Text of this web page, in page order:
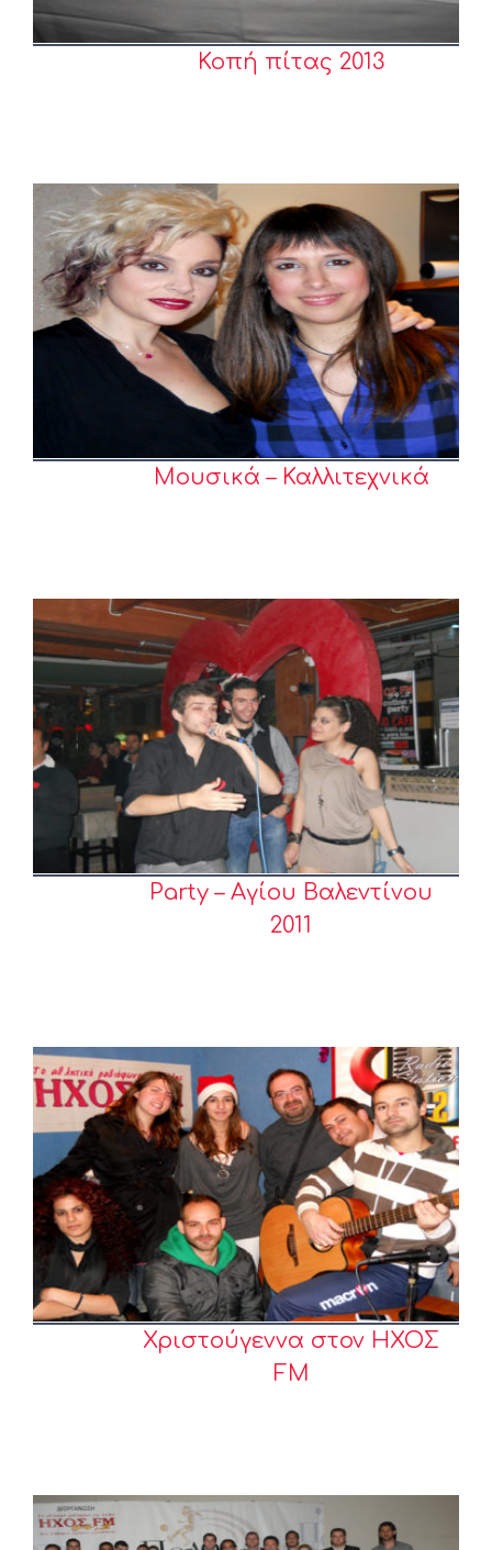
Κοπή πίτας 2013
Μουσικά – Καλλιτεχνικά
Party – Αγίου Βαλεντίνου
2011
Χριστούγεννα στον ΗΧΟΣ
FM